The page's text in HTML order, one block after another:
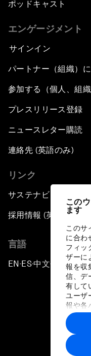
この
ます
このサ
に合わ
フィッ
ザーに
報を収
信、デ
有して
ユーザ
報や各
に収
トナー
す。
ポッドキャスト
エンゲージメント
サインイン
パートナー（組織）
参加する（個人、組織
プレスリリース登録
ニュースレター購読
連絡先 (英語のみ)
リンク
サステナビリティへの
採用情報 (英語のみ)
言語
EN ▪ ES▪中文▪ 日本語
プライバ